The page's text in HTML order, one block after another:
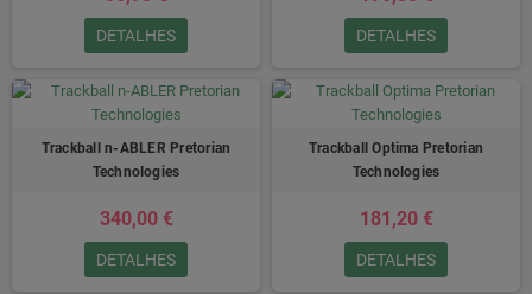
DETALHES DETALHES
Trackball n-ABLER Pretorian
Technologies
340,00 €
DETALHES
Trackball Optima Pretorian
Technologies
181,20 €
DETALHES